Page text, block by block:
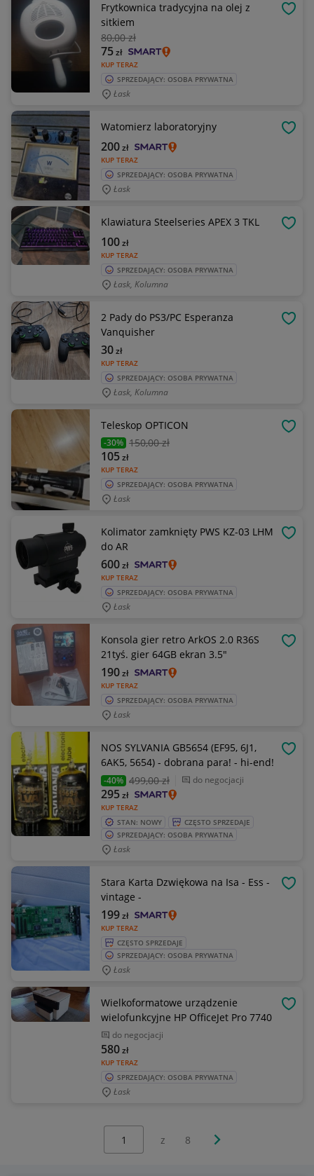
Frytkownica tradycyjna na olej z
sitkiem
80,00 zł
KUP TERAZ
75zł
SPRZEDAJĄCY: OSOBA PRYWATNA
Łask
Watomierz laboratoryjny
KUP TERAZ
200zł
SPRZEDAJĄCY: OSOBA PRYWATNA
Łask
Klawiatura Steelseries APEX 3 TKL
KUP TERAZ
100zł
SPRZEDAJĄCY: OSOBA PRYWATNA
Łask, Kolumna
2 Pady do PS3/PC Esperanza
Vanquisher
KUP TERAZ
30zł
SPRZEDAJĄCY: OSOBA PRYWATNA
Łask, Kolumna
Teleskop OPTICON
-30% 150,00 zł
KUP TERAZ
105zł
SPRZEDAJĄCY: OSOBA PRYWATNA
Łask
Kolimator zamknięty PWS KZ-03 LHM
do AR
KUP TERAZ
600zł
SPRZEDAJĄCY: OSOBA PRYWATNA
Łask
Konsola gier retro ArkOS 2.0 R36S
21tyś. gier 64GB ekran 3.5"
KUP TERAZ
190zł
SPRZEDAJĄCY: OSOBA PRYWATNA
Łask
NOS SYLVANIA GB5654 (EF95, 6J1,
6AK5, 5654) - dobrana para! - hi-end!
-40% 499,00 zł do negocjacji
KUP TERAZ
295zł
STAN: NOWY
CZĘSTO SPRZEDAJE
SPRZEDAJĄCY: OSOBA PRYWATNA
Łask
Stara Karta Dzwiękowa na Isa - Ess -
vintage -
KUP TERAZ
199zł
CZĘSTO SPRZEDAJE
SPRZEDAJĄCY: OSOBA PRYWATNA
Łask
Wielkoformatowe urządzenie
wielofunkcyjne HP OfficeJet Pro 7740
do negocjacji
KUP TERAZ
580zł
SPRZEDAJĄCY: OSOBA PRYWATNA
Łask
z 8 Następna strona